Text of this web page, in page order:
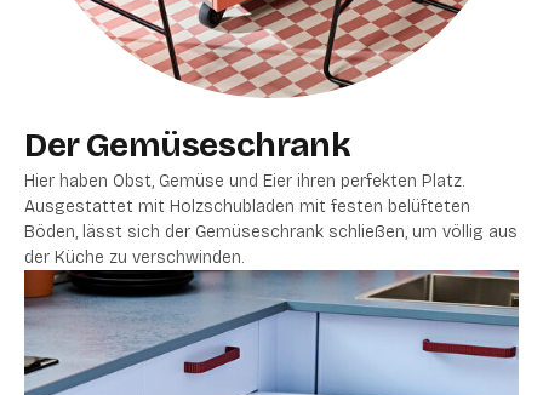
Der Gemüseschrank
Hier haben Obst, Gemüse und Eier ihren perfekten Platz.
Ausgestattet mit Holzschubladen mit festen belüfteten
Böden, lässt sich der Gemüseschrank schließen, um völlig aus
der Küche zu verschwinden.